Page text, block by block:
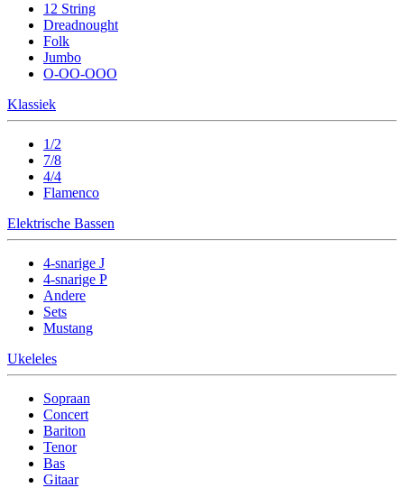
12 String
Dreadnought
Folk
Jumbo
O-OO-OOO
Klassiek
1/2
7/8
4/4
Flamenco
Elektrische Bassen
4-snarige J
4-snarige P
Andere
Sets
Mustang
Ukeleles
Sopraan
Concert
Bariton
Tenor
Bas
Gitaar